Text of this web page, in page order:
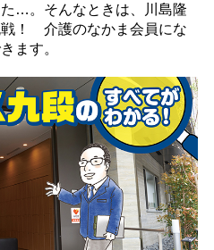
…。そんなときは、川島隆
！ 介護のなかま会員にな
ます。